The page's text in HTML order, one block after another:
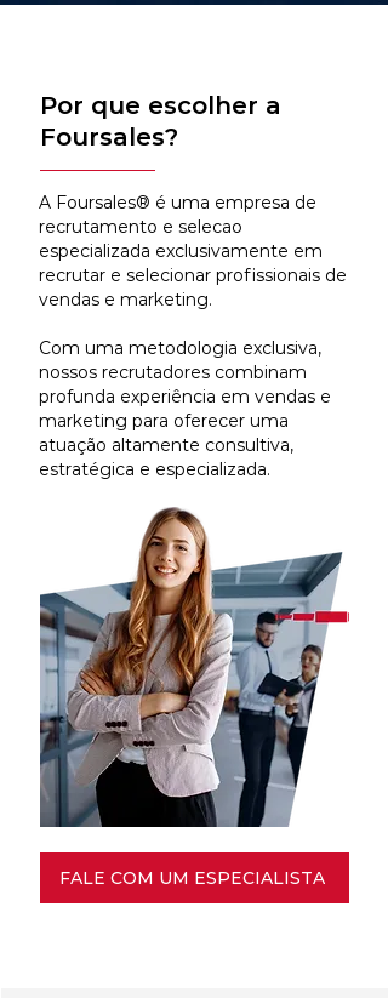
Por que escolher a
Foursales?
A Foursales® é uma empresa de
recrutamento e selecao
especializada exclusivamente em
recrutar e selecionar profissionais de
vendas e marketing.
Com uma metodologia exclusiva,
nossos recrutadores combinam
profunda experiência em vendas e
marketing para oferecer uma
atuação altamente consultiva,
estratégica e especializada.
FALE COM UM ESPECIALISTA